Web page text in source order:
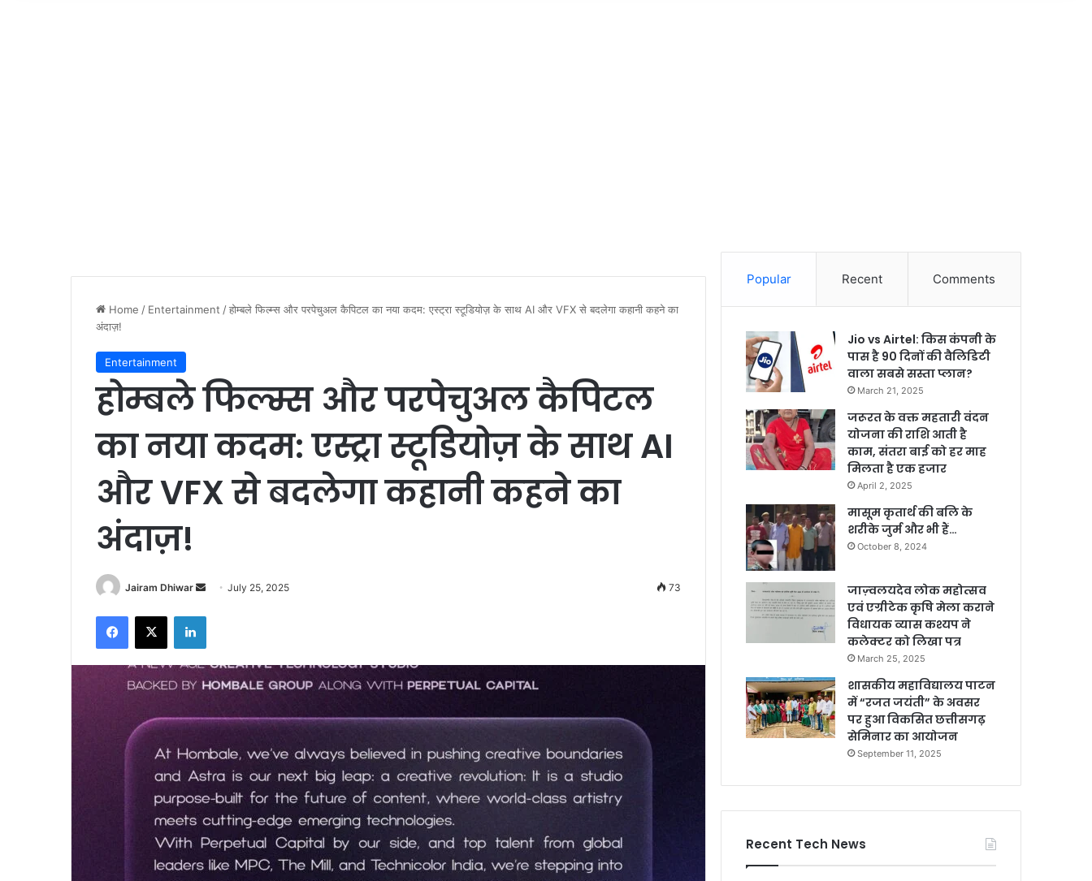
Home / Entertainment /होम्बले फिल्म्स और परपेचुअल कैपिटल का नया कदम: एस्ट्रा स्टूडियोज़ के साथ AI और VFX से बदलेगा कहानी कहने का
अंदाज़!
Entertainment
होम्बले फिल्म्स और परपेचुअल कैपिटल
का नया कदम: एस्ट्रा स्टूडियोज़ के साथ AI
और VFX से बदलेगा कहानी कहने का
अंदाज़!
Jairam Dhiwar
Send July 25, 2025 73
Facebook
X LinkedIn
Popular Recent Comments
Jio vs Airtel: किस कंपनी के
पास है 90 दिनों की वैलिडिटी
वाला सबसे सस्ता प्लान?
March 21, 2025
जरूरत के वक्त महतारी वंदन
योजना की राशि आती है
काम, संतरा बाई को हर माह
मिलता है एक हजार
April 2, 2025
मासूम कृतार्थ की बलि के
शरीके जुर्म और भी हैं…
October 8, 2024
जाज़्वलयदेव लोक महोत्सव
एवं एग्रीटेक कृषि मेला कराने
विधायक व्यास कश्यप ने
कलेक्टर को लिखा पत्र
March 25, 2025
शासकीय महाविद्यालय पाटन
में “रजत जयंती” के अवसर
पर हुआ विकसित छत्तीसगढ़
सेमिनार का आयोजन
September 11, 2025
Recent Tech News